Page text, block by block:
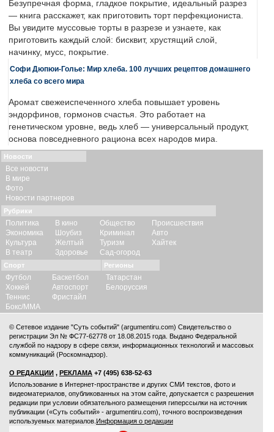
Безупречная форма, гладкое покрытие, идеальный разрез
— книга расскажет, как приготовить торт перфекциониста.
Вы увидите муссовые торты в разрезе и узнаете, как
приготовить каждый слой: бисквит, хрустящий слой,
начинку, мусс, покрытие.
Софи Дюпюи-Голье: Мир хлеба. 100 лучших рецептов домашнего
хлеба со всего мира
Аромат свежеиспеченного хлеба повышает уровень
эндорфинов, гормонов счастья. Это работает на
генетическом уровне, ведь хлеб — универсальный продукт,
основа повседневного рациона всех народов мира.
Новости
Все новости
В мире
Фото
Новости партнеров
Рубрики
Политика
Экономика
Культура
В театр
В кино
Шоубиз
Желтый
Здоровье
Общество
Криминал
Туризм
Сад-огород
Происшествия
Авто
Хайтек
Спорт
Футбол
Хоккей
Теннис
Бокс/ММА
Баскетбол
Автоспорт
Фристайл
Регионы
Татарстан
Белоруссия
© Сетевое издание "Суть событий" (argumentiru.com) Свидетельство о
регистрации Эл № ФС77-62778 от 18.08.2015 года. Выдано Федеральной
службой по надзору в сфере связи, информационных технологий и массовых
коммуникаций (Роскомнадзор).
О РЕДАКЦИИ , РЕКЛАМА +7 (495) 638-52-63
Использование в Интернет-пространстве и других СМИ текстов, фото и
видеоматериалов, опубликованных на этом сайте, допускается с разрешения
редакции при условии обязательного размещения гиперссылки на источник
публикации («Суть событий» - argumentiru.com), точного воспроизведения
используемых материалов. Информация о редакции